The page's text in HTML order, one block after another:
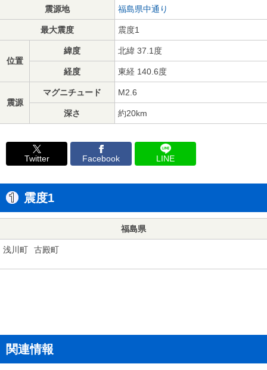
震源地 福島県中通り
最大震度 震度1
位置
緯度 北緯 37.1度
経度 東経 140.6度
震源
マグニチュード M2.6
深さ 約20km
Twitter Facebook LINE
震度1
福島県
浅川町 古殿町
関連情報